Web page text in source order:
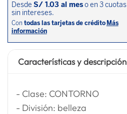
Características y descripción
- Clase: CONTORNO
- División: belleza